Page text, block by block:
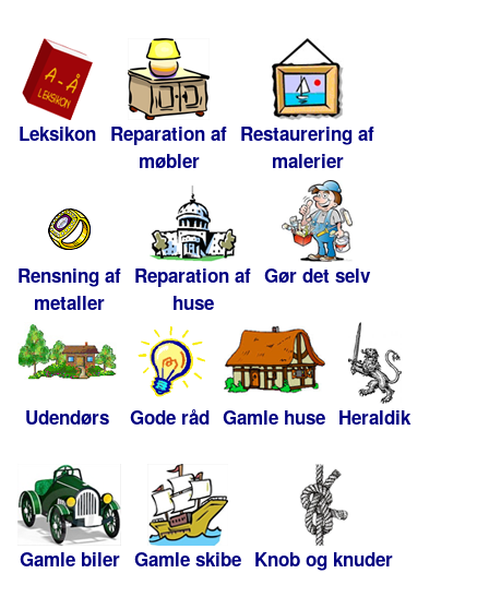
Leksikon Reparation af
møbler
Restaurering af
malerier
Rensning af
metaller
Reparation af
huse
Gør det selv
Udendørs Gode råd Gamle huse Heraldik
Gamle biler Gamle skibe Knob og knuder